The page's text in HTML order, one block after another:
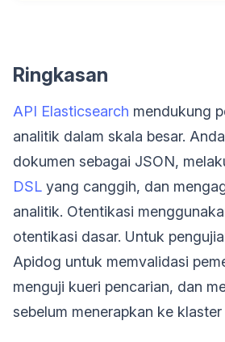
Ringkasan
API Elasticsearch mendukung
analitik dalam skala besar.
dokumen sebagai JSON,
DSL yang canggih, dan
analitik. Otentikasi
otentikasi dasar. Untuk
Apidog untuk memvalidasi
menguji kueri pencarian, dan
sebelum menerapkan ke